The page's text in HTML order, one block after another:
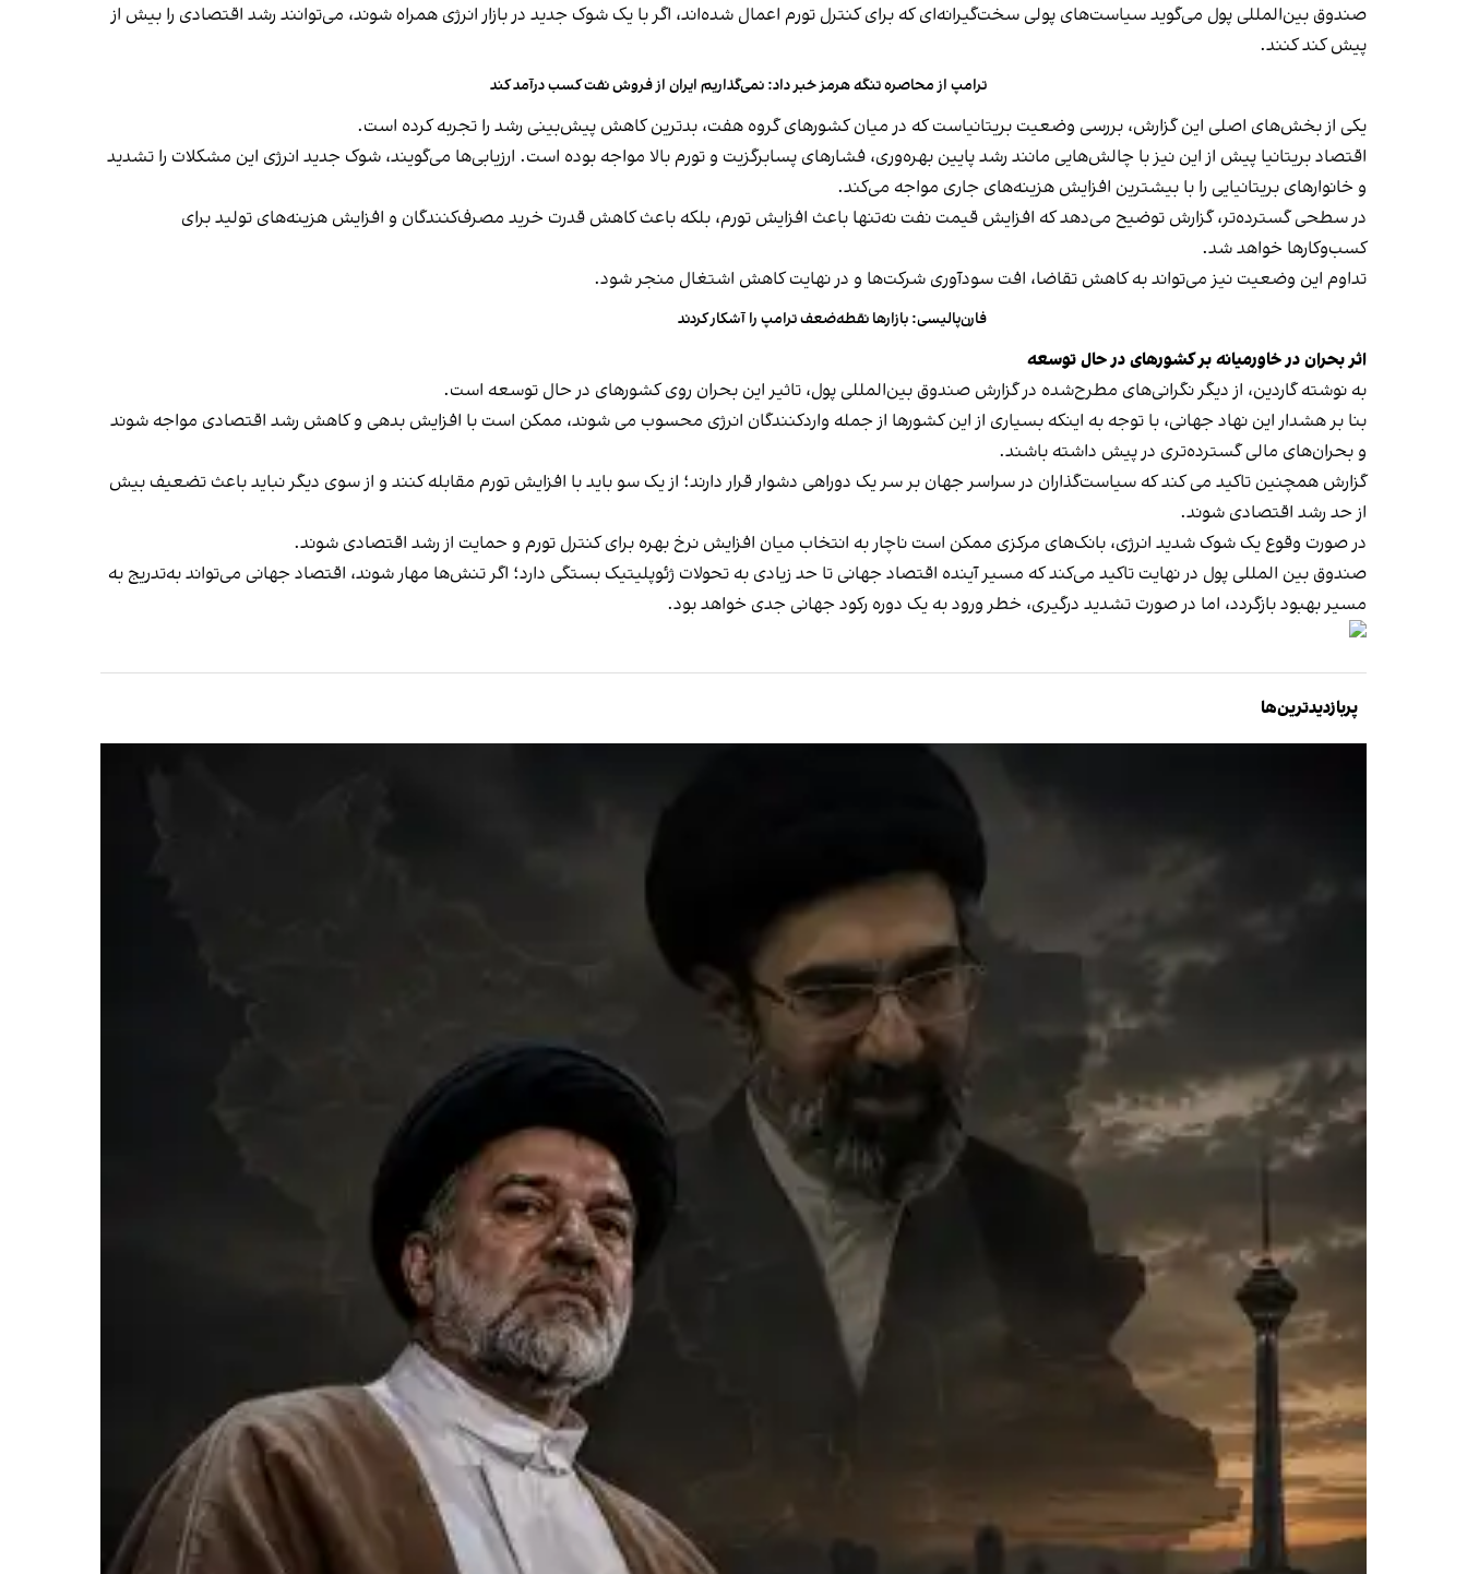
صندوق بین‌المللی پول می‌گوید سیاست‌های پولی سخت‌گیرانه‌ای که برای کنترل تورم اعمال شده‌اند، اگر با یک شوک جدید در بازار انرژی همراه شوند، می‌توانند رشد اقتصادی را بیش از
پیش کند کنند.
ترامپ از محاصره تنگه هرمز خبر داد: نمی‌گذاریم ایران از فروش نفت کسب درآمد کند
یکی از بخش‌های اصلی این گزارش، بررسی وضعیت بریتانیاست که در میان کشورهای گروه هفت، بدترین کاهش پیش‌بینی رشد را تجربه کرده است.
اقتصاد بریتانیا پیش از این نیز با چالش‌هایی مانند رشد پایین بهره‌وری، فشارهای پسابرگزیت و تورم بالا مواجه بوده است. ارزیابی‌ها می‌گویند، شوک جدید انرژی این مشکلات را تشدید
و خانوارهای بریتانیایی را با بیشترین افزایش هزینه‌های جاری مواجه می‌کند.
در سطحی گسترده‌تر، گزارش توضیح می‌دهد که افزایش قیمت نفت نه‌تنها باعث افزایش تورم، بلکه باعث کاهش قدرت خرید مصرف‌کنندگان و افزایش هزینه‌های تولید برای
کسب‌وکارها خواهد شد.
تداوم این وضعیت نیز می‌تواند به کاهش تقاضا، افت سودآوری شرکت‌ها و در نهایت کاهش اشتغال منجر شود.
فارن‌پالیسی: بازارها نقطه‌ضعف ترامپ را آشکار کردند
اثر بحران در خاورمیانه بر کشورهای در حال توسعه
به نوشته گاردین، از دیگر نگرانی‌های مطرح‌شده در گزارش صندوق بین‌المللی پول، تاثیر این بحران روی کشورهای در حال توسعه است.
بنا بر هشدار این نهاد جهانی، با توجه به اینکه بسیاری از این کشورها از جمله واردکنندگان انرژی محسوب می شوند، ممکن است با افزایش بدهی و کاهش رشد اقتصادی مواجه شوند
و بحران‌های مالی گسترده‌تری در پیش داشته باشند.
گزارش همچنین تاکید می کند که سیاست‌گذاران در سراسر جهان بر سر یک دوراهی دشوار قرار دارند؛ از یک سو باید با افزایش تورم مقابله کنند و از سوی دیگر نباید باعث تضعیف بیش
از حد رشد اقتصادی شوند.
در صورت وقوع یک شوک شدید انرژی، بانک‌های مرکزی ممکن است ناچار به انتخاب میان افزایش نرخ بهره برای کنترل تورم و حمایت از رشد اقتصادی شوند.
صندوق بین المللی پول در نهایت تاکید می‌کند که مسیر آینده اقتصاد جهانی تا حد زیادی به تحولات ژئوپلیتیک بستگی دارد؛ اگر تنش‌ها مهار شوند، اقتصاد جهانی می‌تواند به‌تدریج به
مسیر بهبود بازگردد، اما در صورت تشدید درگیری، خطر ورود به یک دوره رکود جهانی جدی خواهد بود.
پربازدیدترین‌ها